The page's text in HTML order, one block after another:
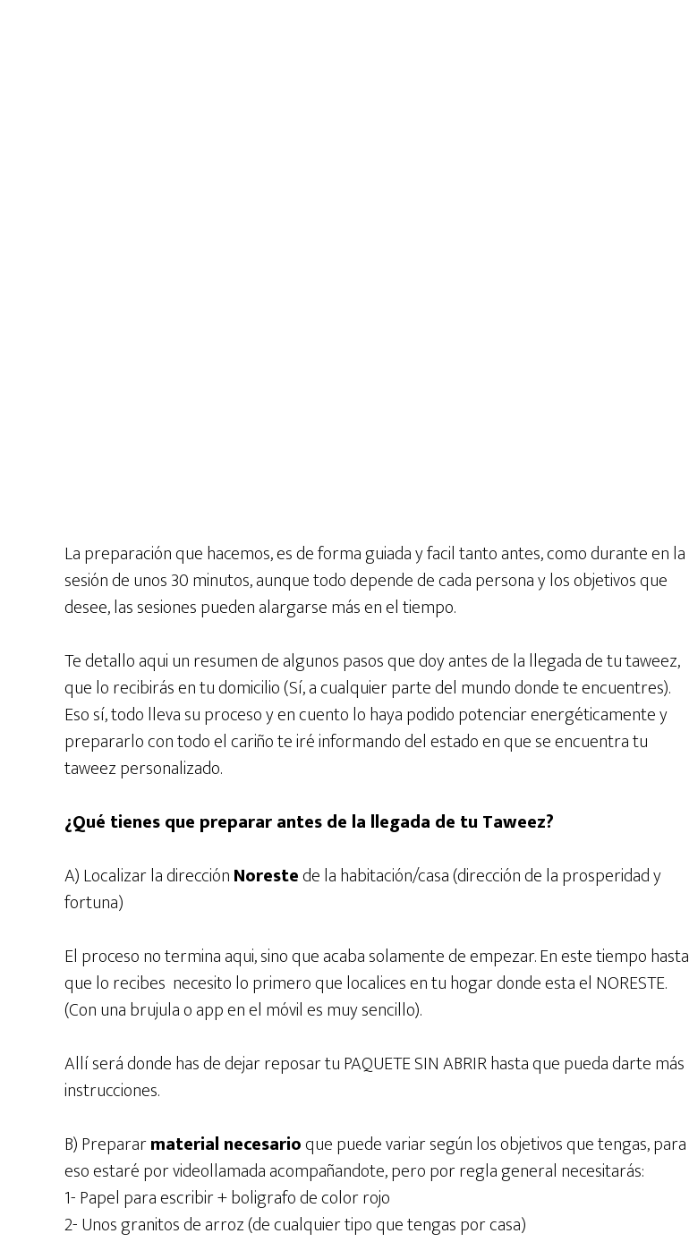
La preparación que hacemos, es de forma guiada y facil tanto antes, como durante en la
sesión de unos 30 minutos, aunque todo depende de cada persona y los objetivos que
desee, las sesiones pueden alargarse más en el tiempo.
Te detallo aqui un resumen de algunos pasos que doy antes de la llegada de tu taweez,
que lo recibirás en tu domicilio (Sí, a cualquier parte del mundo donde te encuentres).
Eso sí, todo lleva su proceso y en cuento lo haya podido potenciar energéticamente y
prepararlo con todo el cariño te iré informando del estado en que se encuentra tu
taweez personalizado.
¿Qué tienes que preparar antes de la llegada de tu Taweez?
A) Localizar la direcciónNorestede la habitación/casa (dirección de la prosperidad y
fortuna)
El proceso no termina aqui, sino que acaba solamente de empezar. En este tiempo hasta
que lo recibes necesito lo primero que localices en tu hogar donde esta el NORESTE.
(Con una brujula o app en el móvil es muy sencillo).
Allí será donde has de dejar reposar tu PAQUETE SIN ABRIR hasta que pueda darte más
instrucciones.
B) Prepararmaterial necesarioque puede variar según los objetivos que tengas, para
eso estaré por videollamada acompañandote, pero por regla general necesitarás:
1- Papel para escribir + boligrafo de color rojo
2- Unos granitos de arroz (de cualquier tipo que tengas por casa)